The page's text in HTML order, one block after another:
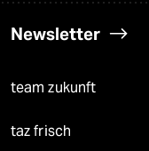
Newsletter
team zukunft
taz frisch